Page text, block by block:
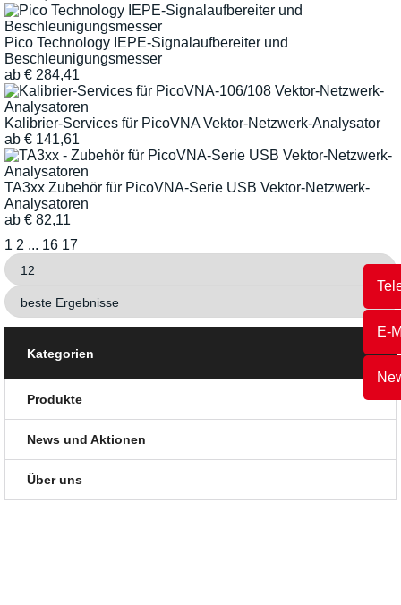
E-
Pico Technology IEPE-Signalaufbereiter und
Beschleunigungsmesser
ab € 284,41
Kalibrier-Services für PicoVNA Vektor-Netzwerk-Analysator
ab € 141,61
TA3xx Zubehör für PicoVNA-Serie USB Vektor-Netzwerk-
Analysatoren
ab € 82,11
1 2 ... 16 17
Kategorien
Produkte
News und Aktionen
Über uns